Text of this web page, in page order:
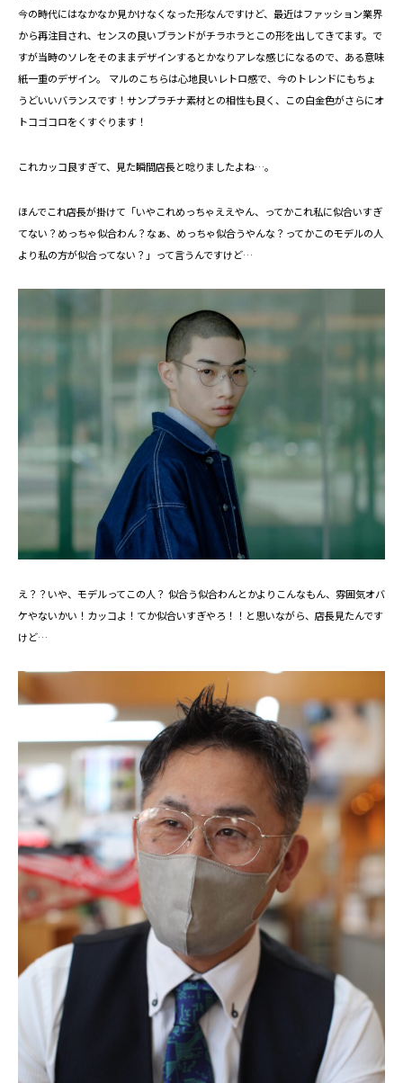
⁡今の時代にはなかなか見かけなくなった形なんですけど、最近はファッション業界
から再注目され、センスの良いブランドがチラホラとこの形を出してきてます。で
すが当時のソレをそのままデザインするとかなりアレな感じになるので、ある意味
紙一重のデザイン。 マルのこちらは心地良いレトロ感で、今のトレンドにもちょ
うどいいバランス⁡です！サンプラチナ素材との相性も良く、この白金色がさらにオ
トコゴコロをくすぐります！
これカッコ良すぎて、見た瞬間店長と唸りましたよね…。
ほんでこれ店長が掛けて「いやこれめっちゃええやん、ってかこれ私に似合いすぎ
てない？めっちゃ似合わん？なぁ、めっちゃ似合うやんな？ってかこのモデルの人
より私の方が似合ってない？」って言うんですけど…
え？？いや、モデルってこの人？ 似合う似合わんとかよりこんなもん、雰囲気オバ
ケやないかい！カッコよ！てか似合いすぎやろ！！と思いながら、店長見たんです
けど…